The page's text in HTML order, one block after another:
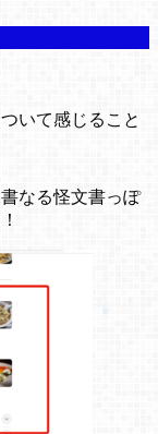
いて感じること
なる怪文書っぽ